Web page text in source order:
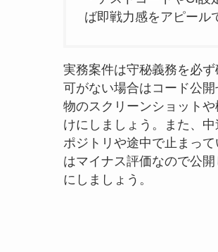
ば即戦力感をアピール
実務案件は守秘義務を必
可がない場合はコード公
物のスクリーンショット
けにしましょう。また、中
ポジトリや途中で止まっ
はマイナス評価なので公開
にしましょう。